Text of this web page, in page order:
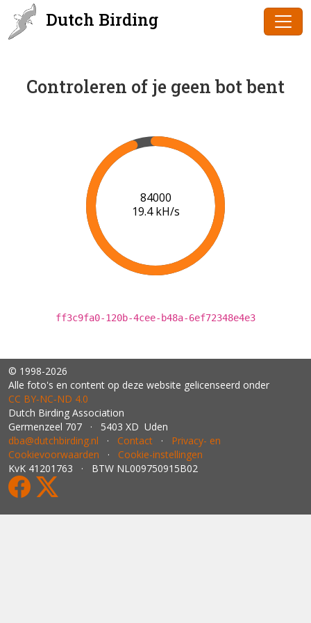
Dutch Birding
Controleren of je geen bot bent
86000
19.5 kH/s
ff3c9fa0-120b-4cee-b48a-6ef72348e4e3
© 1998-2026
Alle foto's en content op deze website gelicenseerd onder
CC BY‑NC‑ND 4.0
Dutch Birding Association
Germenzeel 707 · 5403 XD Uden
dba@dutchbirding.nl · Contact · Privacy- en
Cookievoorwaarden · Cookie-instellingen
KvK 41201763 · BTW NL009750915B02